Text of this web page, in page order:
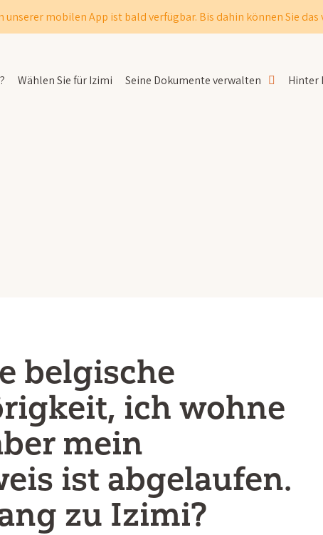
unserer mobilen App ist bald verfügbar. Bis dahin können Sie
Wählen Sie für Izimi Seine Dokumente verwalten Hinter
belgische
ich wohne
mein
ist abgelaufen.
zu Izimi?